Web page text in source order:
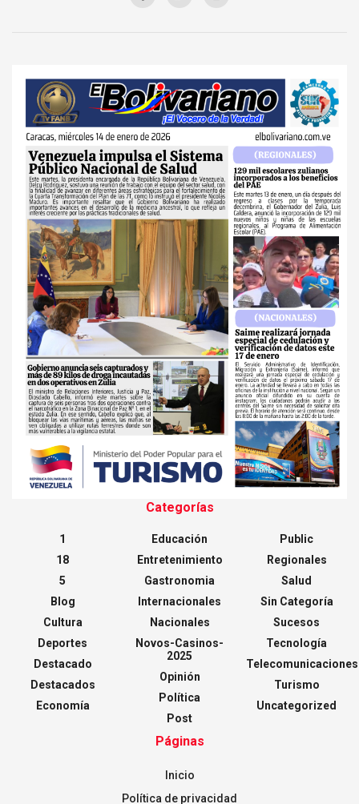
Categorías
1
18
5
Blog
Cultura
Deportes
Destacado
Destacados
Economía
Educación
Entretenimiento
Gastronomia
Internacionales
Nacionales
Novos-Casinos-
2025
Opinión
Política
Post
Public
Regionales
Salud
Sin Categoría
Sucesos
Tecnología
Telecomunicaciones
Turismo
Uncategorized
Páginas
Inicio
Política de privacidad